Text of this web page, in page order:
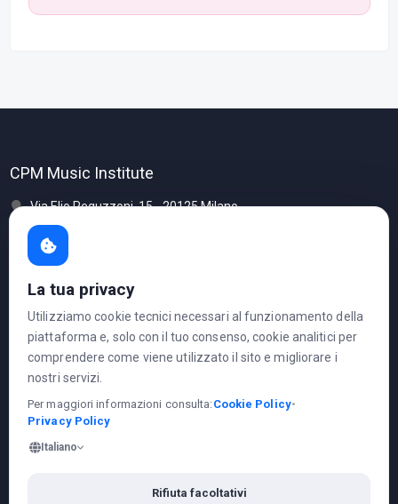
CPM Music Institute
Via Elio Reguzzoni, 15 - 20125 Milano
www.cpm.it
corsi@cpm.it
Telefono: 02.641146 1
Ci trovi anche su
La tua privacy
Utilizziamo cookie tecnici necessari al funzionamento della
piattaforma e, solo con il tuo consenso, cookie analitici per
comprendere come viene utilizzato il sito e migliorare i
nostri servizi.
Per maggiori informazioni consulta:Cookie Policy•
Privacy Policy
Italiano